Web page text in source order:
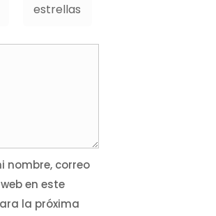
estrellas
nombre, correo
en este
la próxima